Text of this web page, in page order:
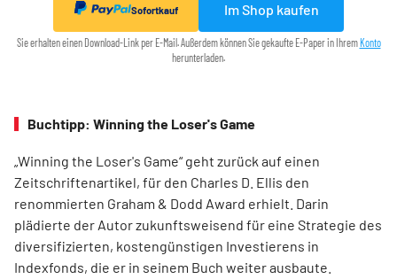
Sofortkauf Im Shop kaufen
Sie erhalten einen Download-Link per E-Mail. Außerdem können Sie gekaufte E-Paper in Ihrem Konto
herunterladen.
Buchtipp: Winning the Loser's Game
„Winning the Loser's Game“ geht zurück auf einen
Zeitschriftenartikel, für den Charles D. Ellis den
renommierten Graham & Dodd Award erhielt. Darin
plädierte der Autor zukunftsweisend für eine Strategie des
diversifizierten, kostengünstigen Investierens in
Indexfonds, die er in seinem Buch weiter ausbaute.